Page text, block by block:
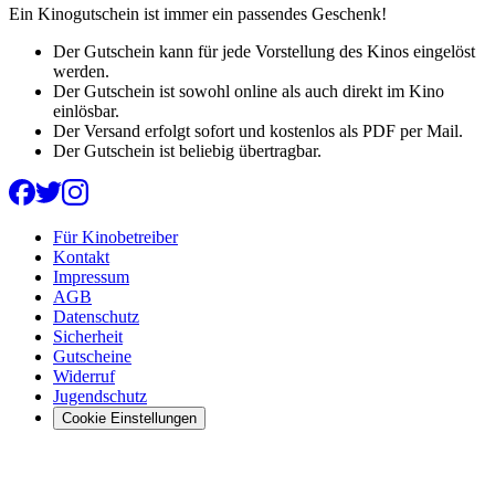
Ein Kinogutschein ist immer ein passendes Geschenk!
Der Gutschein kann für jede Vorstellung des Kinos eingelöst
werden.
Der Gutschein ist sowohl online als auch direkt im Kino
einlösbar.
Der Versand erfolgt sofort und kostenlos als PDF per Mail.
Der Gutschein ist beliebig übertragbar.
Für Kinobetreiber
Kontakt
Impressum
AGB
Datenschutz
Sicherheit
Gutscheine
Widerruf
Jugendschutz
Cookie Einstellungen